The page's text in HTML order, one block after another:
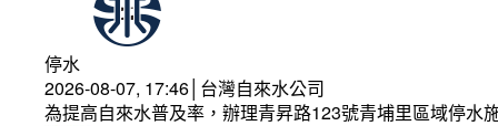
停水
2026-08-07, 17:46│台灣自來水公司
為提高自來水普及率，辦理青昇路123號青埔里區域停水